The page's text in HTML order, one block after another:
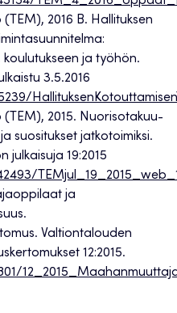
2016 B. Hallituksen
ja työhön.
3.5.2016
(TEM), 2015. Nuorisotakuu-
suositukset jatkotoimiksi.
julkaisuja 19:2015
ja
Valtiontalouden
12:2015.